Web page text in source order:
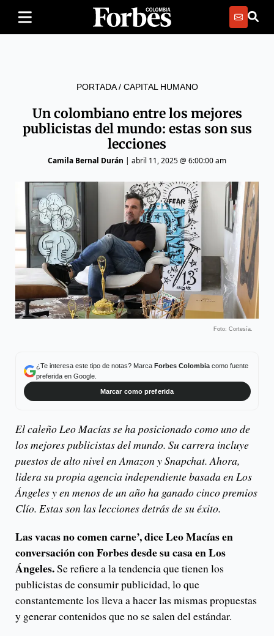
PORTADA/ CAPITAL HUMANO
Un colombiano entre los mejores
publicistas del mundo: estas son sus
lecciones
Camila Bernal Durán | abril 11, 2025 @ 6:00:00 am
Foto: Cortesía.
¿Te interesa este tipo de notas? Marca Forbes Colombiacomo fuente
preferida en Google.
Marcar como preferida
El caleño Leo Macías se ha posicionado como uno de
los mejores publicistas del mundo. Su carrera incluye
puestos de alto nivel en Amazon y Snapchat. Ahora,
lidera su propia agencia independiente basada en Los
Ángeles y en menos de un año ha ganado cinco premios
Clío. Estas son las lecciones detrás de su éxito.
Las vacas no comen carne’, dice Leo Macías en
conversación con Forbes desde su casa en Los
Ángeles.Se refiere a la tendencia que tienen los
publicistas de consumir publicidad, lo que
constantemente los lleva a hacer las mismas propuestas
y generar contenidos que no se salen del estándar.